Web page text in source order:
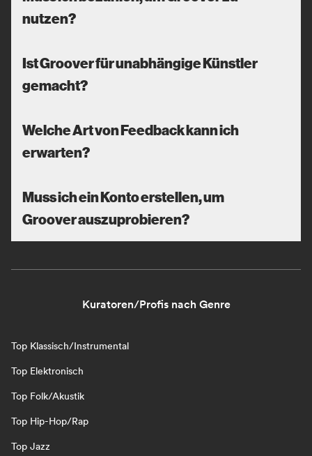
nutzen?
Ist Groover für unabhängige Künstler
gemacht?
Welche Art von Feedback kann ich
erwarten?
Muss ich ein Konto erstellen, um
Groover auszuprobieren?
Kuratoren/Profis nach Genre
Top Klassisch/Instrumental
Top Elektronisch
Top Folk/Akustik
Top Hip-Hop/Rap
Top Jazz